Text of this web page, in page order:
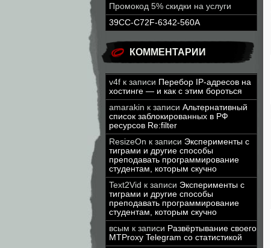
Промокод 5% скидки на услуги
39CC-C72F-6342-560A
КОММЕНТАРИИ
v4f к записи Перебор IP-адресов на
хостинге — и как с этим бороться
amarakin к записи Альтернативный
список заблокированных в РФ
ресурсов Re:filter
ResizeOn к записи Эксперименты с
тиграми и другие способы
преподавать программирование
студентам, которым скучно
Text2Vid к записи Эксперименты с
тиграми и другие способы
преподавать программирование
студентам, которым скучно
всым к записи Развёртывание своего
MTProxy Telegram со статистикой